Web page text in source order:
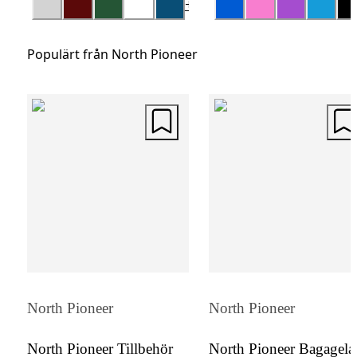
terminaler. Det integrerade TSA-godkända
kodlåset ger extra trygghet vid
funktionerna gör denna resväska till ett
val för den som vill resa bekvämt och
+
Populärt från North Pioneer
North Pioneer
North Pioneer Tillbehör
North Pioneer
North Pioneer